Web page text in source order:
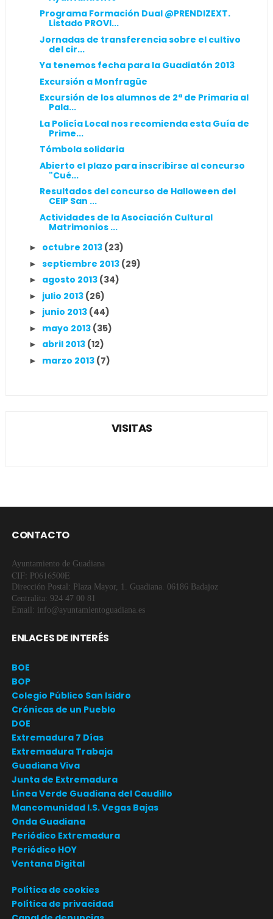
Programa Formación Dual @PRENDIZEXT.
Listado PROVI...
Jornadas de transferencia sobre el cultivo
del cir...
Ya tenemos fecha para la Guadiatón 2013
Excursión a Monfragüe
Excursión de los alumnos de 2ª de Primaria al
Pala...
La Policía Local nos recomienda esta Guía de
Prime...
Tómbola solidaria
Abierto el plazo para inscribirse al concurso
"Cué...
Resultados del concurso de Halloween del
CEIP San ...
Actividades de la Asociación Cultural
Matrimonios ...
► octubre 2013 (23)
► septiembre 2013 (29)
► agosto 2013 (34)
► julio 2013 (26)
► junio 2013 (44)
► mayo 2013 (35)
► abril 2013 (12)
► marzo 2013 (7)
VISITAS
CONTACTO
Ayuntamiento de Guadiana
CIF: P0616500E
Dirección Postal: Plaza Mayor, 1. Guadiana. 06186 Badajoz
Centralita: 924 47 00 81
Email: info@ayuntamientoguadiana.es
ENLACES DE INTERÉS
BOE
BOP
Colegio Público San Isidro
Crónicas de un Pueblo
DOE
Extremadura 7 Días
Extremadura Trabaja
Guadiana Viva
Junta de Extremadura
Línea Verde Guadiana del Caudillo
Mancomunidad I.S. Vegas Bajas
Onda Guadiana
Periódico Extremadura
Periódico HOY
Ventana Digital
Política de cookies
Política de privacidad